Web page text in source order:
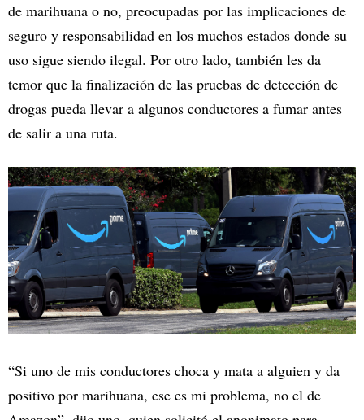
de marihuana o no, preocupadas por las implicaciones de
seguro y responsabilidad en los muchos estados donde su
uso sigue siendo ilegal. Por otro lado, también les da
temor que la finalización de las pruebas de detección de
drogas pueda llevar a algunos conductores a fumar antes
de salir a una ruta.
“Si uno de mis conductores choca y mata a alguien y da
positivo por marihuana, ese es mi problema, no el de